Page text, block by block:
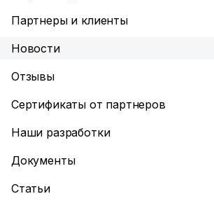
Партнеры и клиенты
Новости
Отзывы
Сертификаты от партнеров
Наши разработки
Документы
Статьи